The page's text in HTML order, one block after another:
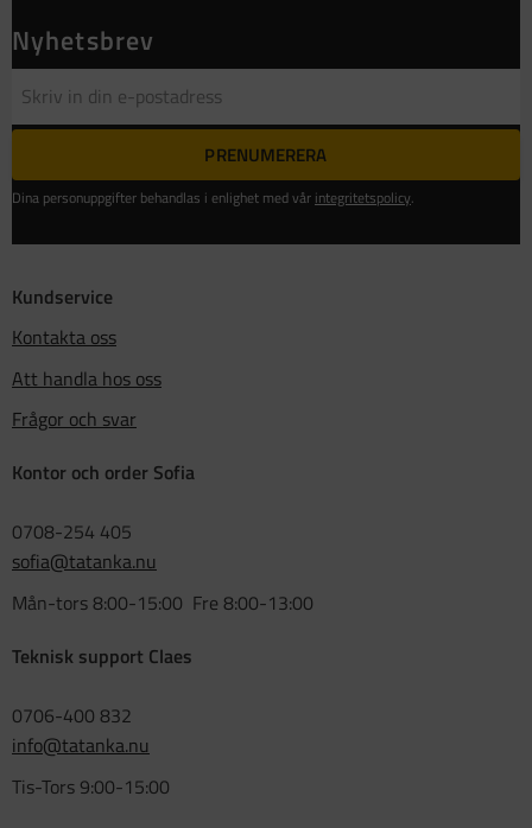
Nyhetsbrev
PRENUMERERA
Dina personuppgifter behandlas i enlighet med vår integritetspolicy.
Kundservice
Kontakta oss
Att handla hos oss
Frågor och svar
Kontor och order Sofia
0708-254 405
sofia@tatanka.nu
Mån-tors 8:00-15:00 Fre 8:00-13:00
Teknisk support Claes
0706-400 832
info@tatanka.nu
Tis-Tors 9:00-15:00